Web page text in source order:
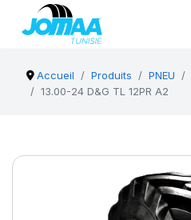
Accueil Produits PNEU
13.00-24 D&G TL 12PR A2